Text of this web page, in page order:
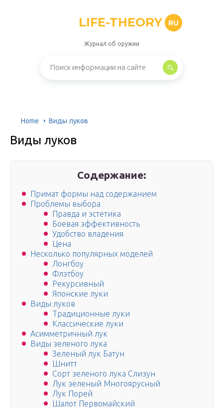
LIFE-THEORY RU
Журнал об оружии
Home Виды луков
Виды луков
Содержание:
Примат формы над содержанием
Проблемы выбора
Правда и эстетика
Боевая эффективность
Удобство владения
Цена
Несколько популярных моделей
Лонгбоу
Флэтбоу
Рекурсивный
Японские луки
Виды луков
Традиционные луки
Классические луки
Асимметричный лук
Виды зеленого лука
Зеленый лук Батун
Шнитт
Сорт зеленого лука Слизун
Лук зеленый Многоярусный
Лук Порей
Шалот Первомайский